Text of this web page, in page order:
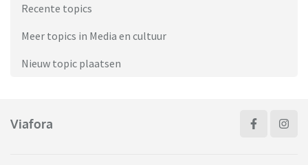
Recente topics
Meer topics in Media en cultuur
Nieuw topic plaatsen
Viafora